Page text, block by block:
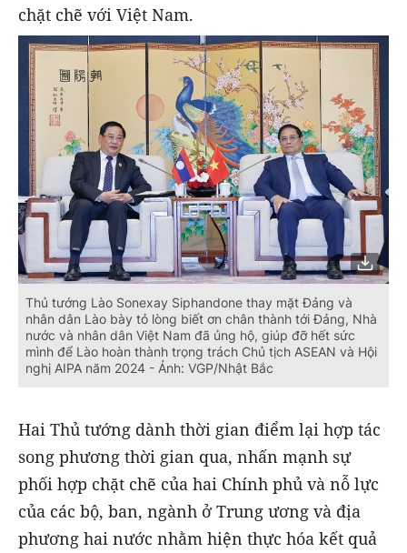
chặt chẽ với Việt Nam.
Thủ tướng Lào Sonexay Siphandone thay mặt Đảng và
nhân dân Lào bày tỏ lòng biết ơn chân thành tới Đảng, Nhà
nước và nhân dân Việt Nam đã ủng hộ, giúp đỡ hết sức
mình để Lào hoàn thành trọng trách Chủ tịch ASEAN và Hội
nghị AIPA năm 2024 - Ảnh: VGP/Nhật Bắc
Hai Thủ tướng dành thời gian điểm lại hợp tác
song phương thời gian qua, nhấn mạnh sự
phối hợp chặt chẽ của hai Chính phủ và nỗ lực
của các bộ, ban, ngành ở Trung ương và địa
phương hai nước nhằm hiện thực hóa kết quả